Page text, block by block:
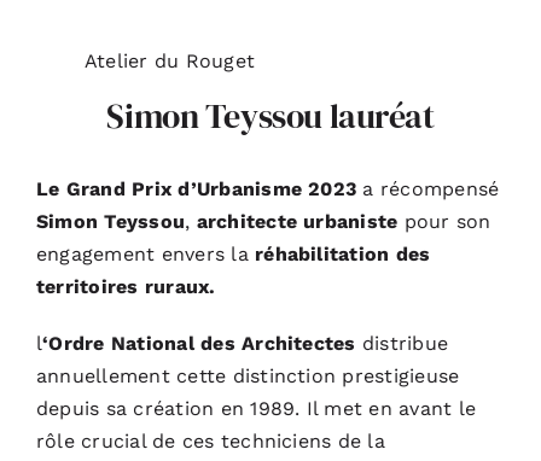
Atelier du Rouget
Simon Teyssou lauréat
Le Grand Prix d’Urbanisme 2023 a récompensé
Simon Teyssou, architecte urbaniste pour son
engagement envers la réhabilitation des
territoires ruraux.
l‘Ordre National des Architectes distribue
annuellement cette distinction prestigieuse
depuis sa création en 1989. Il met en avant le
rôle crucial de ces techniciens de la